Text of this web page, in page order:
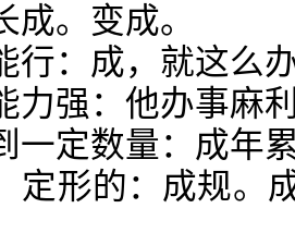
。变成。
行：成，就这么
强：他办事麻
一定数量：成年
形的：成规。